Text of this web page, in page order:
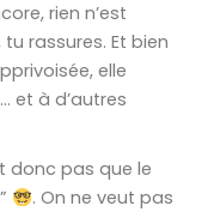
rien n’est
rassures. Et bien
elle
et à d’autres
donc pas que le
. On ne veut pas